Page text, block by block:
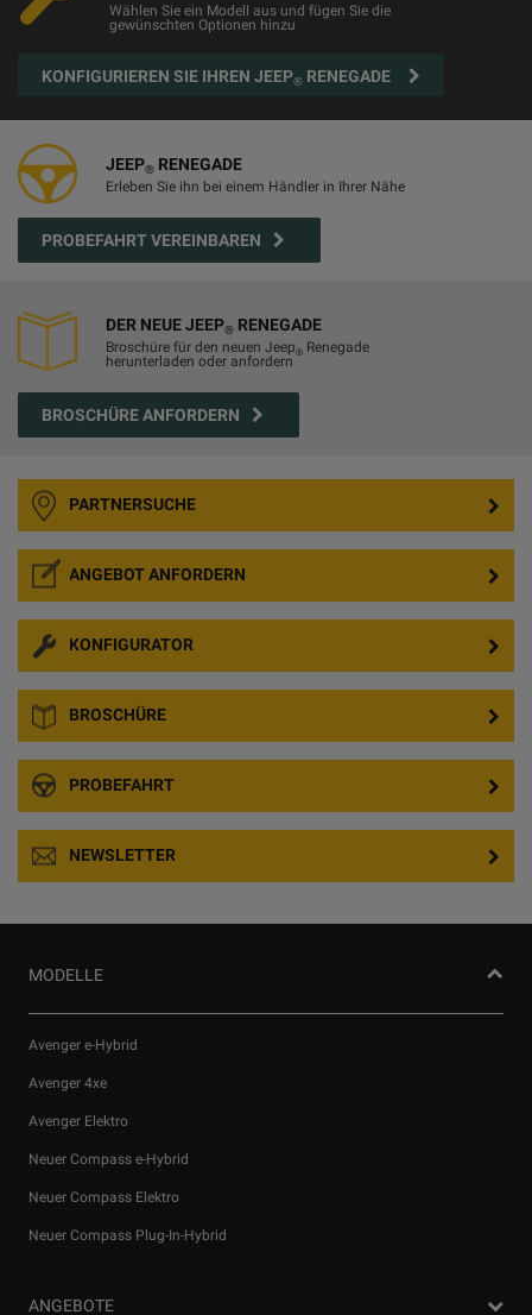
Wählen Sie ein Modell aus und fügen Sie die
gewünschten Optionen hinzu
KONFIGURIEREN SIE IHREN JEEP® RENEGADE
JEEP® RENEGADE
Erleben Sie ihn bei einem Händler in Ihrer Nähe
PROBEFAHRT VEREINBAREN
DER NEUE JEEP® RENEGADE
Broschüre für den neuen Jeep® Renegade
herunterladen oder anfordern
BROSCHÜRE ANFORDERN
PARTNERSUCHE
ANGEBOT ANFORDERN
KONFIGURATOR
BROSCHÜRE
PROBEFAHRT
NEWSLETTER
MODELLE
Avenger e-Hybrid
Avenger 4xe
Avenger Elektro
Neuer Compass e-Hybrid
Neuer Compass Elektro
Neuer Compass Plug-In-Hybrid
ANGEBOTE